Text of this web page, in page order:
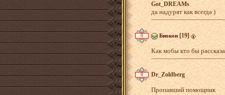
Got_DREAMs
да надурят как всегда )
0 Биокон [19]
Как мобы кто бы
0 Dr_Zoldberg
Пропавший помощник